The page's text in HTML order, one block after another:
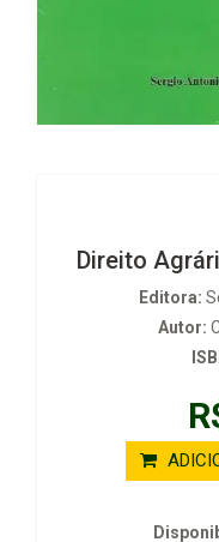
Direito
Editora:
Autor: